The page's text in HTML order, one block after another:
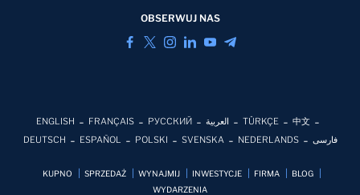
OBSERWUJ NAS
ENGLISH FRANÇAIS РУССКИЙ العربية TÜRKÇE
中文
DEUTSCH
ESPAÑOL POLSKI SVENSKA NEDERLANDS فارسی
KUPNO SPRZEDAŻ WYNAJMIJ INWESTYCJE FIRMA
BLOG
WYDARZENIA